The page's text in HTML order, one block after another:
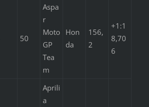
50
Aspa
r
Moto
GP
Tea
m
Hon
da
156,
2
+1:1
8,70
6
Aprili
a